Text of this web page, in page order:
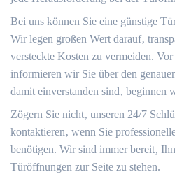
Bei uns können Sie eine günstige
Wir legen großen Wert darauf‚
versteckte Kosten zu vermeiden.​
informieren wir Sie über den
damit einverstanden sind‚ beginnen
Zögern Sie nicht‚ unseren 24/7
kontaktieren‚ wenn Sie
benötigen.​ Wir sind immer bereit‚
Türöffnungen zur Seite zu stehen.